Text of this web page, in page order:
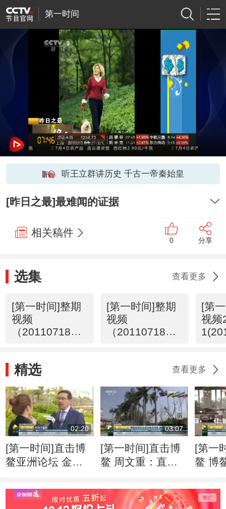
第一时间
听王立群讲历史 千古一帝秦始皇
[昨日之最]最难闻的证据
相关稿件
0 分享
选集 查看更多
[第一时间]整期
视频
（20110718
[第一时间]整期
视频
（20110718
[第
视频
精选 查看更多
02:20
[第一时间]直击博
鳌亚洲论坛 金融
管面临更多挑战
03:07
[第一时间]直击博
鳌 周文重：直面
洲应发出自己的声
音
[第一
鳌 博
就绪